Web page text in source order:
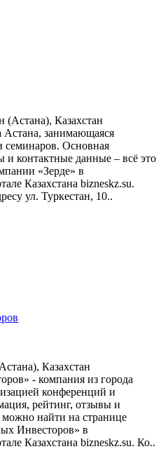
(Астана), Казахстан
Астана, занимающаяся
семинаров. Основная
контактные данные – всё это
«Зерде» в
Казахстана bizneskz.su.
ул. Туркестан, 10..
Казахстан
- компания из города
конференций и
рейтинг, отзывы и
найти на странице
Инвесторов» в
Казахстана bizneskz.su. Ко..